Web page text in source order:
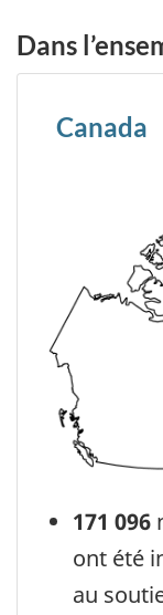
Dans
Canada
171 096
ont été
au